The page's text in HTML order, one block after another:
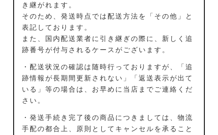
き継がれます。
そのため、発送時点では配送方法を「その他」と
表記しております。
また、国内配送業者に引き継ぎの際に、新しく追
跡番号が付与されるケースがございます。
・配送状況の確認は随時行っておりますが、「追
跡情報が長期間更新されない」「返送表示が出て
いる」等の場合は、お早めに当店までご連絡くだ
さい。
・発送手続き完了後の商品につきましては、物流
手配の都合上、原則としてキャンセルを承ること